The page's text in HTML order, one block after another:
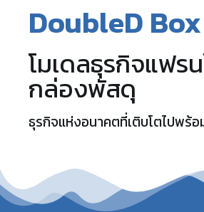
DoubleD Box
โมเดลธุรกิจแฟร
กล่องพัสดุ
ธุรกิจแห่งอนาคตที่เติบโตไปพร้